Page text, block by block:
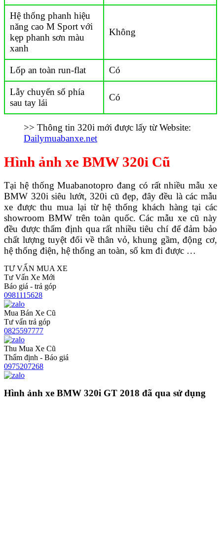
Hệ thống phanh hiệu
năng cao M Sport với
kẹp phanh sơn màu
xanh
Không
Lốp an toàn run-flat Có
Lẫy chuyển số phía
sau tay lái
Có
>> Thông tin 320i mới được lấy từ Website:
Dailymuabanxe.net
Hình ảnh xe BMW 320i Cũ
Tại hệ thống Muabanotopro đang có rất nhiều mẫu xe
BMW 320i siêu lướt, 320i cũ đẹp, đây đều là các mẫu
xe được thu mua lại từ hệ thống khách hàng tại các
showroom BMW trên toàn quốc. Các mẫu xe cũ này
đều được thẩm định qua rất nhiều tiêu chí để đảm bảo
chất lượng tuyệt đối về thân vỏ, khung gầm, động cơ,
hệ thống điện, hệ thống an toàn, số km đi được …
TƯ VẤN MUA XE
Tư Vấn Xe Mới
Báo giá - trả góp
0981115628
Mua Bán Xe Cũ
Tư vấn trả góp
0825597777
Thu Mua Xe Cũ
Thẩm định - Báo giá
0975207268
Hình ảnh xe BMW 320i GT 2018 đã qua sử dụng